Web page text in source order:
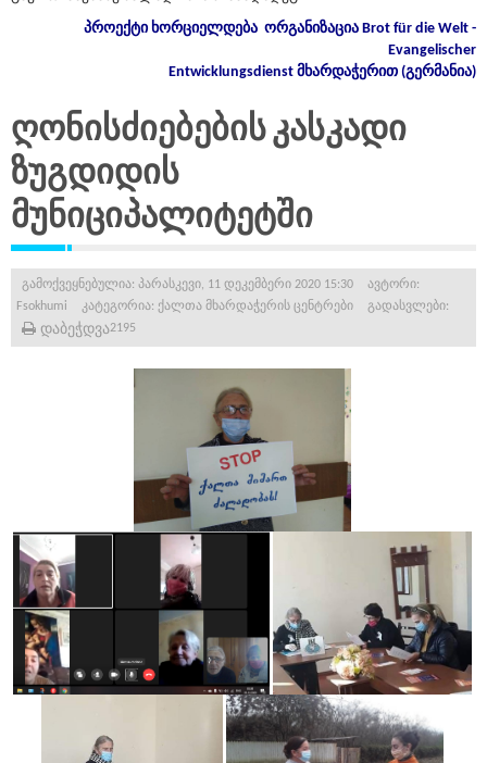
პროექტი ხორციელდება ორგანიზაცია Brot für die Welt -
Evangelischer
Entwicklungsdienst მხარდაჭერით (გერმანია)
ღონისძიებების კასკადი
ზუგდიდის
მუნიციპალიტეტში
გამოქვეყნებულია: პარასკევი, 11 დეკემბერი 2020 15:30
ავტორი:
Fsokhumi
კატეგორია: ქალთა მხარდაჭერის ცენტრები
გადასვლები:
2195
დაბეჭდვა